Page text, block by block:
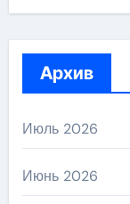
Архив
Июль 2026
Июнь 2026